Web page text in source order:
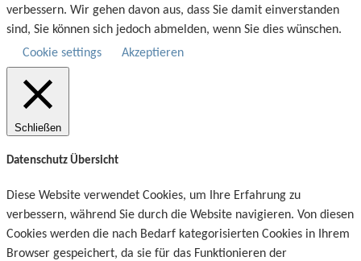
verbessern. Wir gehen davon aus, dass Sie damit einverstanden
sind, Sie können sich jedoch abmelden, wenn Sie dies wünschen.
Cookie settings
Akzeptieren
Schließen
Datenschutz Übersicht
Diese Website verwendet Cookies, um Ihre Erfahrung zu
verbessern, während Sie durch die Website navigieren. Von diesen
Cookies werden die nach Bedarf kategorisierten Cookies in Ihrem
Browser gespeichert, da sie für das Funktionieren der